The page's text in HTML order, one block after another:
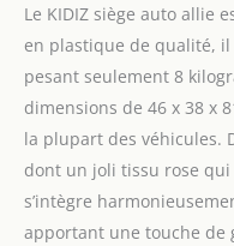
Le KIDIZ siège auto allie
en plastique de qualité,
pesant seulement 8
dimensions de 46 x 38 x
la plupart des véhicules.
dont un joli tissu rose
s’intègre
apportant une touche de